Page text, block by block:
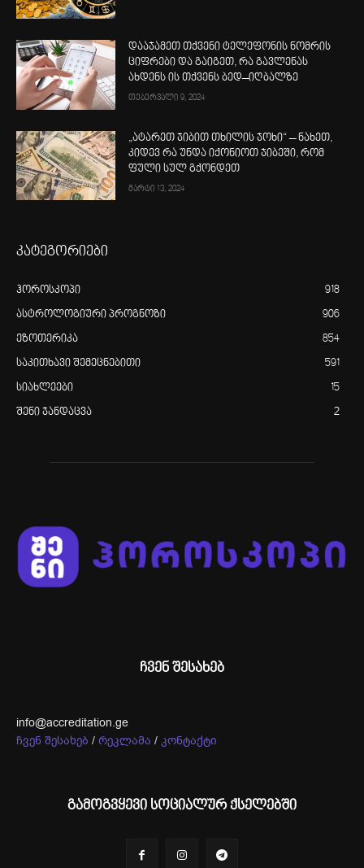
დააჯამეთ თქვენი ტელეფონის ნომრის
ციფრები და გაიგეთ, რა გავლენას
ახდენს ის თქვენს ბედ–იღბალზე
თებერვალი 9, 2024
„ატარეთ ჯიბით თხილის ჯოხი“ – ნახეთ,
კიდევ რა უნდა იქონიოთ ჯიბეში, რომ
ფული სულ გქონდეთ
მარტი 13, 2024
კატეგორიები
ჰოროსკოპი 918
ასტროლოგიური პროგნოზი 906
ეზოთერიკა 854
საკითხავი შემეცნებითი 591
სიახლეები 15
შენი ჯანდაცვა 2
ჩვენ შესახებ
info@accreditation.ge
ჩვენ შესახებ / რეკლამა / კონტაქტი
გამოგვყევი სოციალურ ქსელებში